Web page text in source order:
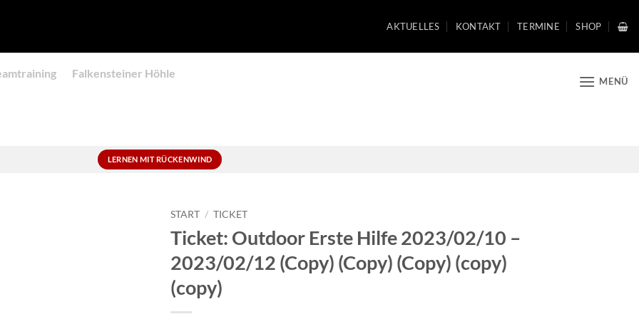
AKTUELLES KONTAKT TERMINE SHOP
Falkensteiner Höhle
MENÜ
LERNEN MIT RÜCKENWIND
START / TICKET
Ticket: Outdoor Erste Hilfe 2023/02/10 –
2023/02/12 (Copy) (Copy) (Copy) (copy)
(copy)